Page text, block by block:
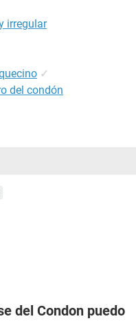
irregular
✓
del condón
del Condon puedo